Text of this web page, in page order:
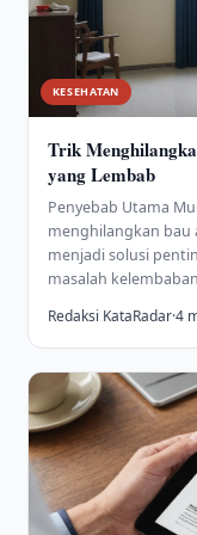
KESEHATAN
Trik
yang Lembab
Penyebab Utama
menghilangkan bau
menjadi solusi
masalah
Redaksi KataRadar·4